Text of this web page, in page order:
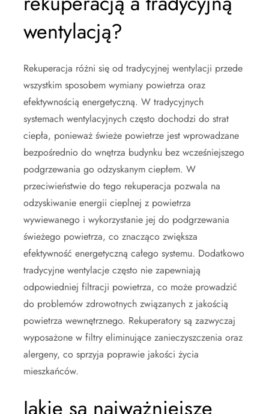
wentylacją?
Rekuperacja różni się od tradycyjnej wentylacji przede
wszystkim sposobem wymiany powietrza oraz
efektywnością energetyczną. W tradycyjnych
systemach wentylacyjnych często dochodzi do strat
ciepła, ponieważ świeże powietrze jest wprowadzane
bezpośrednio do wnętrza budynku bez wcześniejszego
podgrzewania go odzyskanym ciepłem. W
przeciwieństwie do tego rekuperacja pozwala na
odzyskiwanie energii cieplnej z powietrza
wywiewanego i wykorzystanie jej do podgrzewania
świeżego powietrza, co znacząco zwiększa
efektywność energetyczną całego systemu. Dodatkowo
tradycyjne wentylacje często nie zapewniają
odpowiedniej filtracji powietrza, co może prowadzić
do problemów zdrowotnych związanych z jakością
powietrza wewnętrznego. Rekuperatory są zazwyczaj
wyposażone w filtry eliminujące zanieczyszczenia oraz
alergeny, co sprzyja poprawie jakości życia
mieszkańców.